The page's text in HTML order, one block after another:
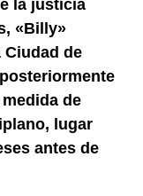
la justicia
«Billy»
Ciudad de
de
lugar
antes de